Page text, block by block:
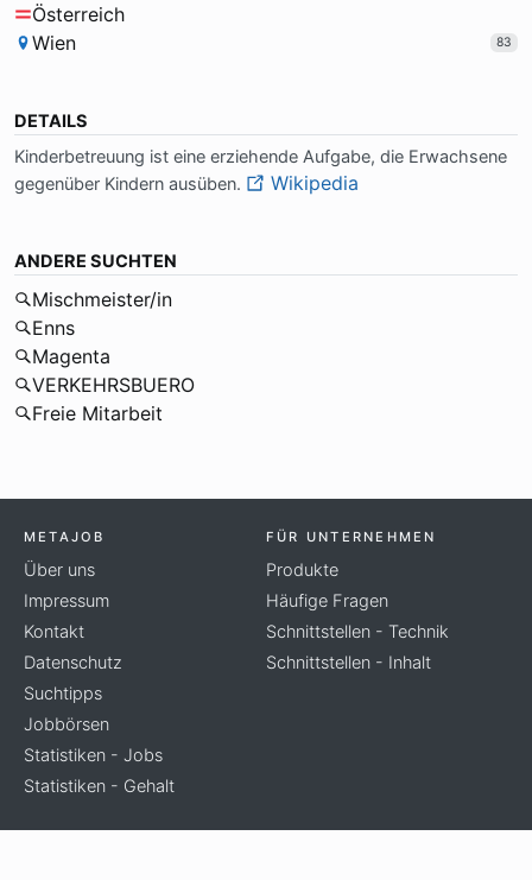
Österreich
Wien
83
DETAILS
Kin­der­be­treu­ung ist ei­ne er­zie­hen­de Auf­ga­be, die Er­wach­se­ne
ge­gen­über Kin­dern aus­üben.
Wikipedia
ANDERE SUCHTEN
Mischmeister/in
Enns
Magenta
VERKEHRSBUERO
Freie Mitarbeit
METAJOB
Über uns
Impressum
Kontakt
Datenschutz
Suchtipps
Jobbörsen
Statistiken - Jobs
Statistiken - Gehalt
FÜR UNTERNEHMEN
Produkte
Häufige Fragen
Schnittstellen - Technik
Schnittstellen - Inhalt